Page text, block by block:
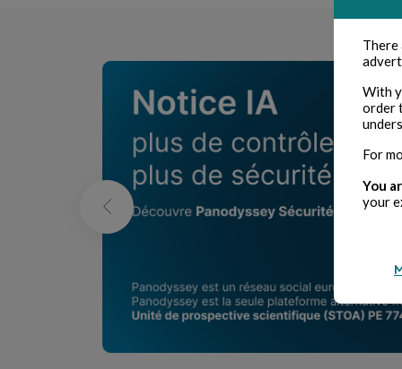
With
order
For
You
your